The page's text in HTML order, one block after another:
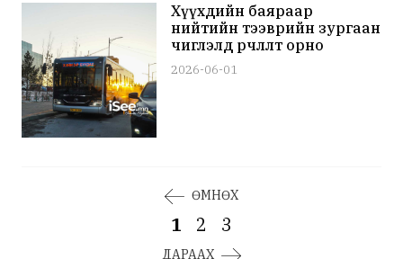
Хүүхдийн баяраар
нийтийн тээврийн зургаан
чиглэлд өөрчлөлт орно
2026-06-01
ӨМНӨХ
1 2 3
ДАРААХ